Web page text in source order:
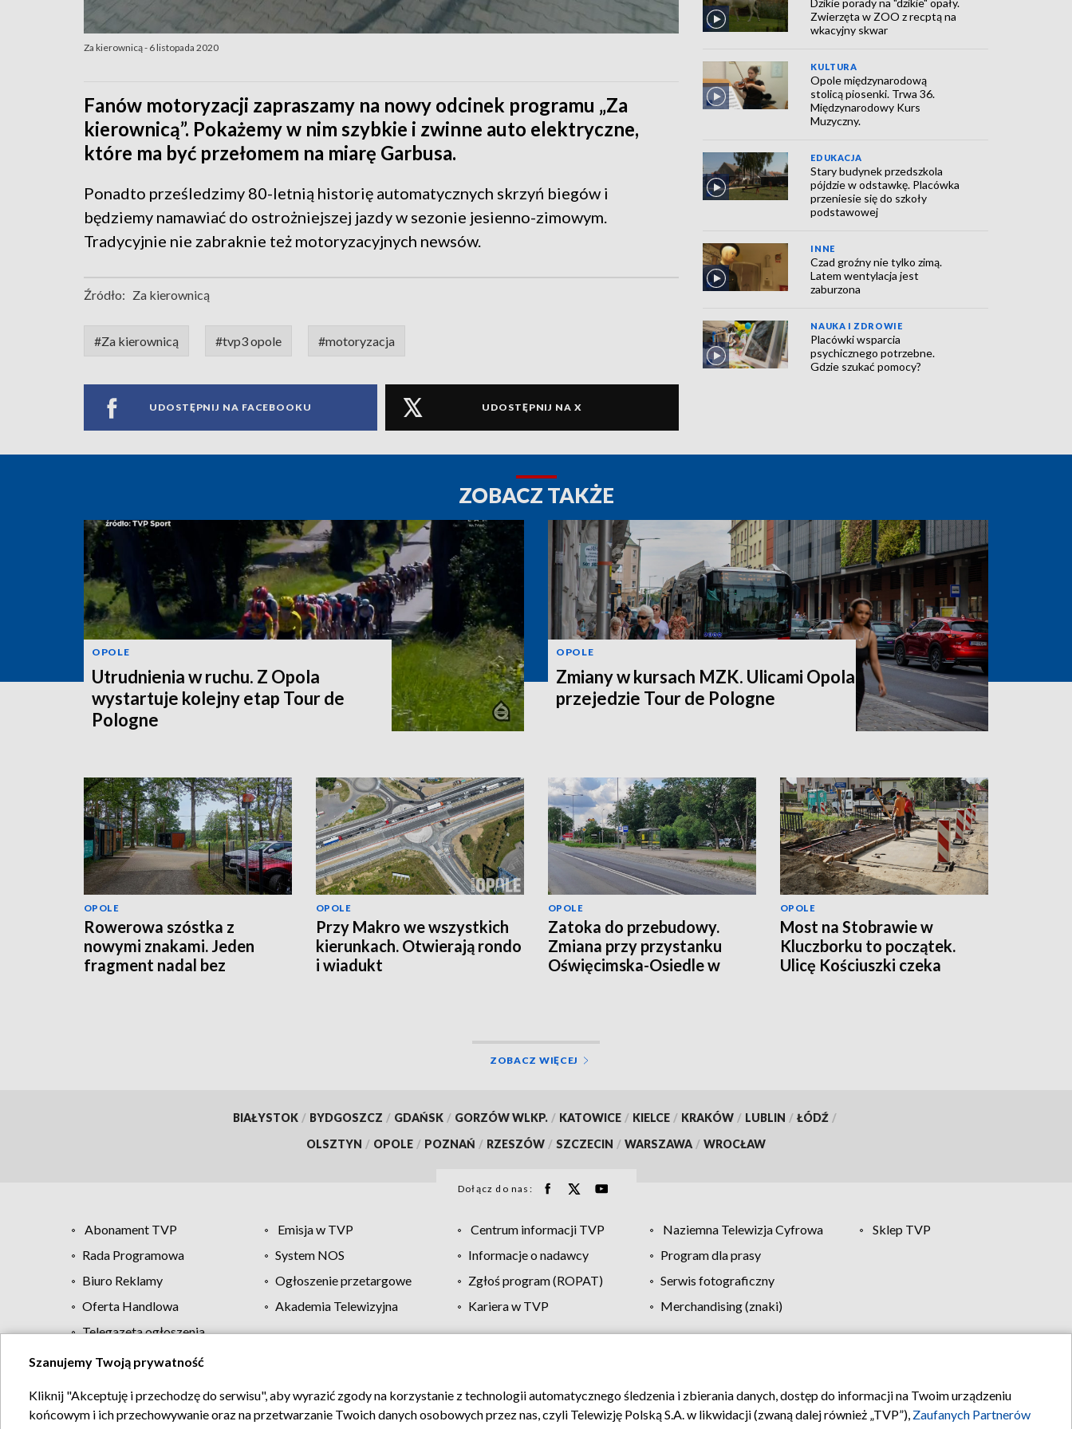
Za kierownicą - 6 listopada 2020
Fanów motoryzacji zapraszamy na nowy odcinek programu „Za
kierownicą”. Pokażemy w nim szybkie i zwinne auto elektryczne,
które ma być przełomem na miarę Garbusa.
Ponadto prześledzimy 80-letnią historię automatycznych skrzyń biegów i
będziemy namawiać do ostrożniejszej jazdy w sezonie jesienno-zimowym.
Tradycyjnie nie zabraknie też motoryzacyjnych newsów.
Źródło: Za kierownicą
#Za kierownicą #tvp3 opole #motoryzacja
UDOSTĘPNIJ NA FACEBOOKU UDOSTĘPNIJ NA X
Zwierzęta w ZOO z recptą na
wkacyjny skwar
KULTURA
Opole międzynarodową
stolicą piosenki. Trwa 36.
Międzynarodowy Kurs
Muzyczny.
EDUKACJA
Stary budynek przedszkola
pójdzie w odstawkę. Placówka
przeniesie się do szkoły
podstawowej
INNE
Czad groźny nie tylko zimą.
Latem wentylacja jest
zaburzona
NAUKA I ZDROWIE
Placówki wsparcia
psychicznego potrzebne.
Gdzie szukać pomocy?
ZOBACZ TAKŻE
OPOLE
Utrudnienia w ruchu. Z Opola
wystartuje kolejny etap Tour de
Pologne
OPOLE
Zmiany w kursach MZK. Ulicami Opola
przejedzie Tour de Pologne
OPOLE
Rowerowa szóstka z
nowymi znakami. Jeden
fragment nadal bez
OPOLE
Przy Makro we wszystkich
kierunkach. Otwierają rondo
i wiadukt
OPOLE
Zatoka do przebudowy.
Zmiana przy przystanku
Oświęcimska-Osiedle w
OPOLE
Most na Stobrawie w
Kluczborku to początek.
Ulicę Kościuszki czeka
ZOBACZ WIĘCEJ
BIAŁYSTOK / BYDGOSZCZ / GDAŃSK / GORZÓW WLKP. / KATOWICE / KIELCE / KRAKÓW / LUBLIN / ŁÓDŹ /
OLSZTYN / OPOLE / POZNAŃ / RZESZÓW / SZCZECIN / WARSZAWA / WROCŁAW
Dołącz do nas:
Abonament TVP Emisja w TVP Centrum informacji TVP Naziemna Telewizja Cyfrowa
Sklep TVP
Rada Programowa
System NOS Informacje o nadawcy
Program dla prasy
Biuro Reklamy
Ogłoszenie przetargowe Zgłoś program (ROPAT)
Serwis fotograficzny
Oferta Handlowa
Akademia Telewizyjna Kariera w TVP
Merchandising (znaki)
Telegazeta ogłoszenia
Regulamin TVP Polityka prywatności Moje zgody Pomoc Biuro reklamy Kontakt
Szanujemy Twoją prywatność
Kliknij "Akceptuję i przechodzę do serwisu", aby wyrazić zgody na korzystanie z technologii automatycznego śledzenia i zbierania danych, dostęp do informacji na Twoim urządzeniu
końcowym i ich przechowywanie oraz na przetwarzanie Twoich danych osobowych przez nas, czyli Telewizję Polską S.A. w likwidacji (zwaną dalej również „TVP”), Zaufanych Partnerów